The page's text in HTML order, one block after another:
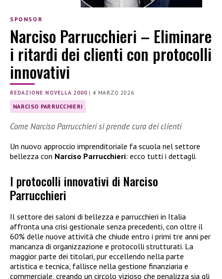
SPONSOR
Narciso Parrucchieri – Eliminare
i ritardi dei clienti con protocolli
innovativi
REDAZIONE NOVELLA 2000|4 MARZO 2026
NARCISO PARRUCCHIERI
Come Narciso Parrucchieri si prende cura dei clienti
Un nuovo approccio imprenditoriale fa scuola nel settore
bellezza con Narciso Parrucchieri: ecco tutti i dettagli.
I protocolli innovativi di Narciso
Parrucchieri
Il settore dei saloni di bellezza e parrucchieri in Italia
affronta una crisi gestionale senza precedenti, con oltre il
60% delle nuove attività che chiude entro i primi tre anni per
mancanza di organizzazione e protocolli strutturati. La
maggior parte dei titolari, pur eccellendo nella parte
artistica e tecnica, fallisce nella gestione finanziaria e
commerciale, creando un circolo vizioso che penalizza sia gli